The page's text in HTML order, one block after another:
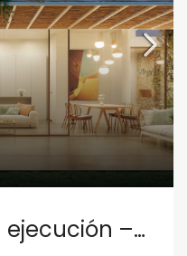
Dénia. Chalet en ejecución – Parcela 1